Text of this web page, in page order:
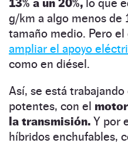
13% a un 20%, lo que
g/km a algo menos de
tamaño medio. Pero el
ampliar el apoyo
como en diésel.
Así, se está
potentes, con el
la transmisión. Y por
híbridos enchufables,